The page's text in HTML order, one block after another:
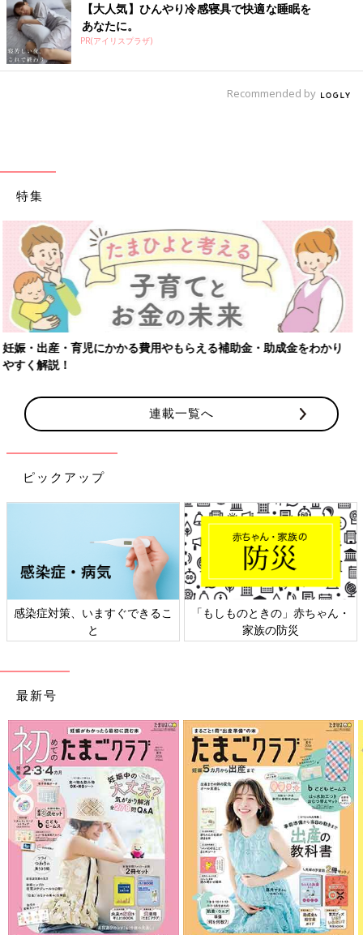
【大人気】ひんやり冷感寝具で快適な睡眠を
あなたに。
PR(アイリスプラザ)
Recommended by
特集
【ワクチン接種できるものも】妊婦の感染症対策、知っておいて！
連載一覧へ
ピックアップ
日本外来小児科学会リーフレッ
ト検討会
六星占術 細木かおりさんの人生
相談
最新号